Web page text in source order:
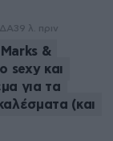
39 λ. πριν
&
sexy και
για τα
(και